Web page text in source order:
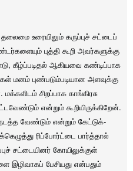
உரையிலும் கருப்புச் சட்டைப்
புத்தி கூறி அவர்களுக்கு
கீழ்ப்படிதல் ஆகியவை கண்டிப்பாக
புண்படும்படியான அளவுக்கு
மக்களிடம் சிறப்பாக காங்கிரசு
என்றும் கூறியிருக்கிறேன்.
வேண்டும் என்றும் கேட்டுக்-
ரிப்போர்ட்டை பார்த்தால்
சட்டையினர் கோயிலுக்குள்
இழிவாகப் பேசியது என்பதும்